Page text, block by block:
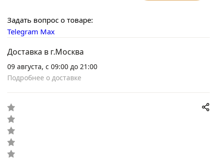
Задать вопрос о товаре:
Telegram Max
Доставка в г.Москва
09 августа, с 09:00 до 21:00
Подробнее о доставке